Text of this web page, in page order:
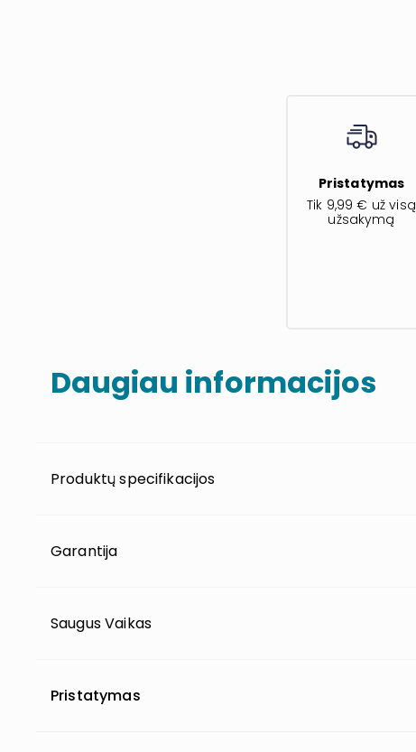
Pristatymas
Tik 9,99 € už visą
užsakymą
Daugiau informacijos
Produktų specifikacijos
Garantija
Saugus Vaikas
Pristatymas